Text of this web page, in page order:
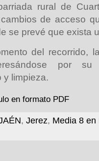
rural de
de acceso
se prevé que exista
del recorrido,
por
y limpieza.
en formato PDF
, Jerez, Media 8 en